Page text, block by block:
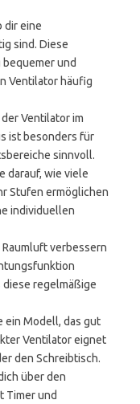
dir eine
sind. Diese
und
Ventilator häufig
Ventilator im
ist besonders für
sinnvoll.
darauf, wie viele
Stufen ermöglichen
individuellen
verbessern
diese regelmäßige
ein Modell, das gut
Ventilator eignet
den Schreibtisch.
über den
Timer und